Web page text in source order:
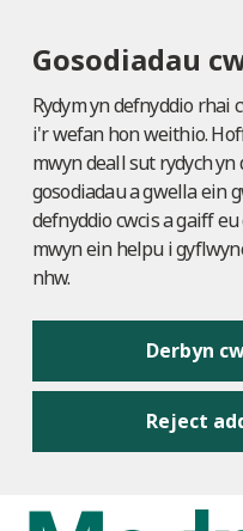
Gosodiadau
Rydym yn defnyddio rhai
i'r wefan hon weithio.
mwyn deall sut rydych yn
gosodiadau a gwella ein
defnyddio cwcis a gaiff
mwyn ein helpu i
nhw.
Derbyn
Reject